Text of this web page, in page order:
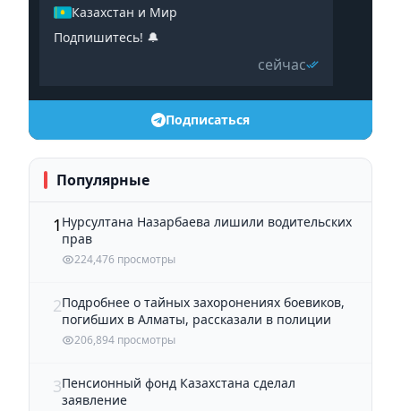
Казахстан и Мир
Подпишитесь! 🔔
сейчас
Подписаться
Популярные
1 Нурсултана Назарбаева лишили водительских
прав
224,476 просмотры
2Подробнее о тайных захоронениях боевиков,
погибших в Алматы, рассказали в полиции
206,894 просмотры
3Пенсионный фонд Казахстана сделал
заявление